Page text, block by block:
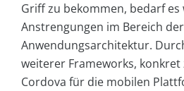
Griff zu bekommen, bedarf
Anstrengungen im Bereich der
Anwendungsarchitektur.
weiterer Frameworks, konkret
Cordova für die mobilen